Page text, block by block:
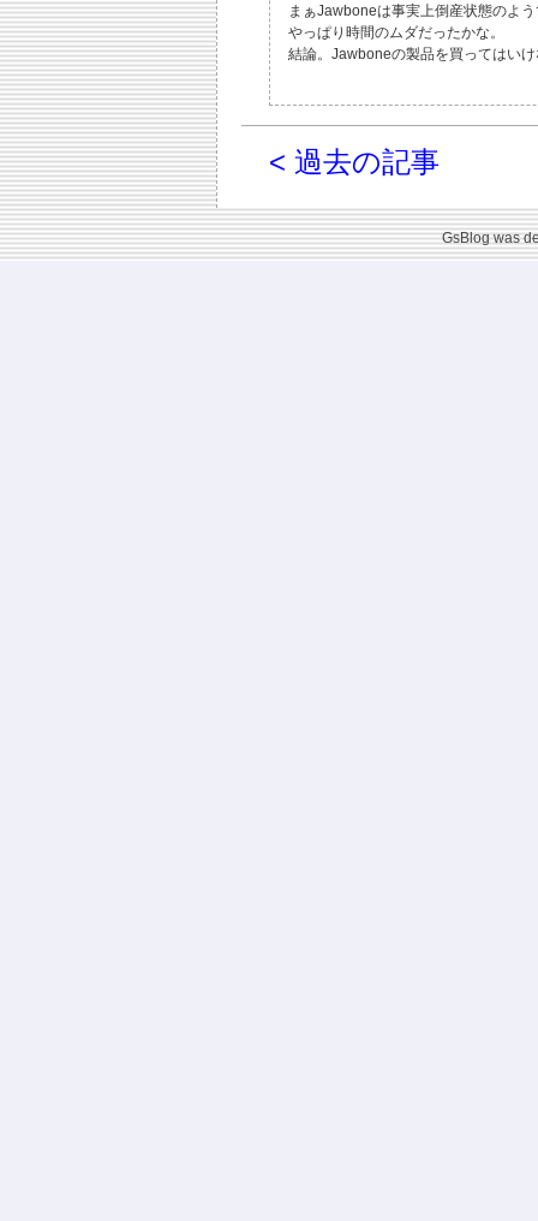
まぁJawboneは事実上倒産状態のよ
やっぱり時間のムダだったかな。
結論。Jawboneの製品を買ってはい
< 過去の記事
GsBlog was